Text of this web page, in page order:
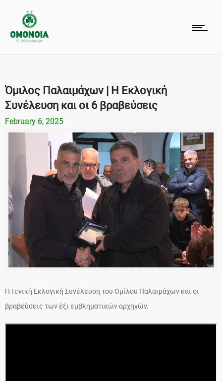
Όμιλος Παλαιμάχων | Η Εκλογική
Συνέλευση και οι 6 βραβεύσεις
February 6, 2025
Η Γενική Εκλογική Συνέλευση του Ομίλου Παλαιμάχων και οι
βραβεύσεις των έξι εμβληματικών αρχηγών.